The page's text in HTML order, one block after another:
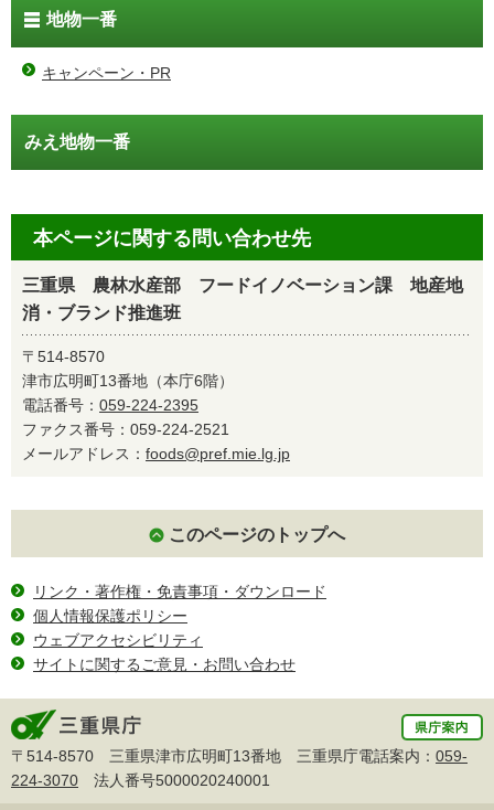
地物一番
キャンペーン・PR
みえ地物一番
本ページに関する問い合わせ先
三重県 農林水産部 フードイノベーション課 地産地
消・ブランド推進班
〒514-8570
津市広明町13番地（本庁6階）
電話番号： 059-224-2395
ファクス番号：059-224-2521
メールアドレス： foods@pref.mie.lg.jp
このページのトップへ
リンク・著作権・免責事項・ダウンロード
個人情報保護ポリシー
ウェブアクセシビリティ
サイトに関するご意見・お問い合わせ
〒514-8570 三重県津市広明町13番地 三重県庁電話案内： 059-
224-3070 法人番号5000020240001